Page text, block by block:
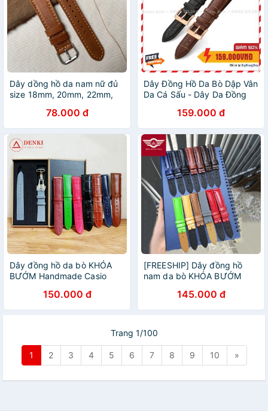
Dây dồng hồ da nam nữ đủ
size 18mm, 20mm, 22mm,
78.000 đ
Dây Đồng Hồ Da Bò Dập Vân
Da Cá Sấu - Dây Da Đồng
159.000 đ
Dây đồng hồ da bò KHÓA
BƯỚM Handmade Casio
mềm size 18mm, 20mm
150.000 đ
[FREESHIP] Dây đồng hồ
nam da bò KHÓA BƯỚM
màu size 18mm, 20mm,
22mm
145.000 đ
Trang 1/100
1 2 3 4 5 6 7 8 9 10 »